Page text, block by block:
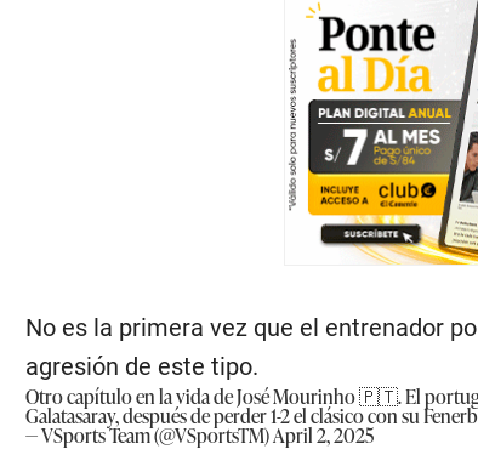
No es la primera vez que el entrenador
agresión de este tipo.
Otro capítulo en la vida de José Mourinho 🇵🇹. El
Galatasaray, después de perder 1-2 el clásico con su
— VSports Team (@VSportsTM)April 2, 2025